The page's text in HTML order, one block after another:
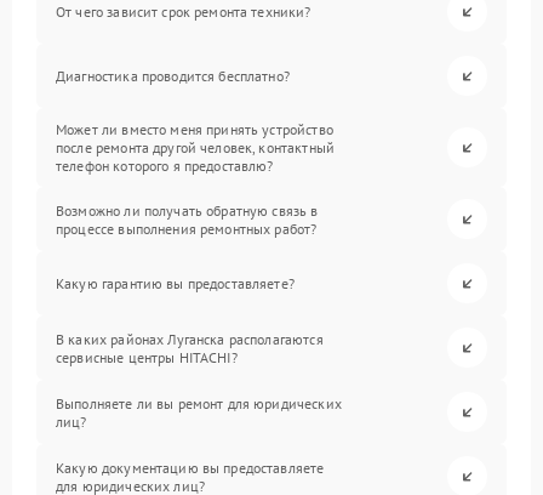
От чего зависит срок ремонта техники?
Диагностика проводится бесплатно?
Может ли вместо меня принять устройство
после ремонта другой человек, контактный
телефон которого я предоставлю?
Возможно ли получать обратную связь в
процессе выполнения ремонтных работ?
Какую гарантию вы предоставляете?
В каких районах Луганска располагаются
сервисные центры HITACHI?
Выполняете ли вы ремонт для юридических
лиц?
Какую документацию вы предоставляете
для юридических лиц?